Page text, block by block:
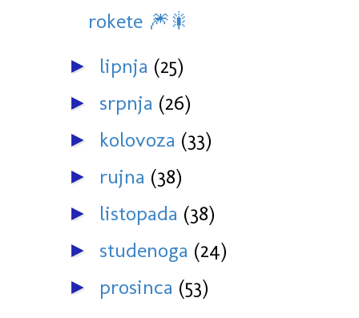
rokete 🎆🎇
► lipnja (25)
► srpnja (26)
► kolovoza (33)
► rujna (38)
► listopada (38)
► studenoga (24)
► prosinca (53)